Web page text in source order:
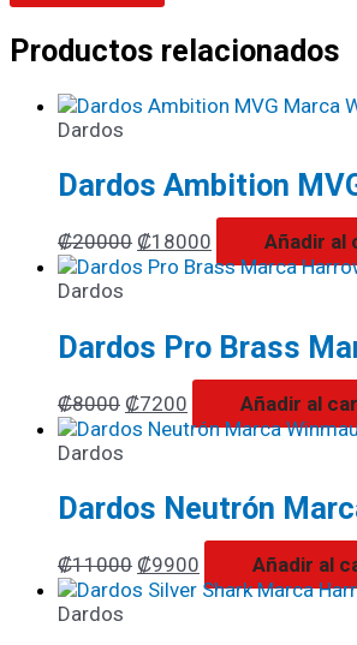
Productos relacionados
Dardos
Dardos Ambition
₡20000 ₡18000 Añadir al
Dardos
Dardos Pro Brass
₡8000 ₡7200 Añadir al
Dardos
Dardos Neutrón
₡11000 ₡9900 Añadir al
Dardos